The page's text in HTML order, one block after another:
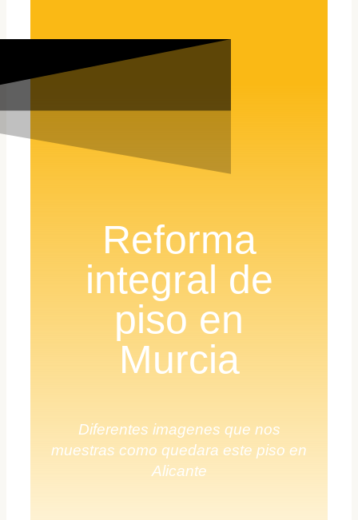
Reforma
integral de
piso en
Murcia
Diferentes imagenes que nos
muestras como quedara este piso en
Alicante